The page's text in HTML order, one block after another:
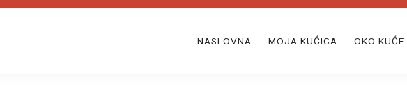
NASLOVNA MOJA KUĆICA OKO KUĆE